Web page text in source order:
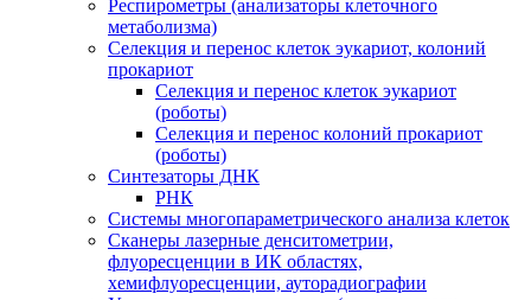
Респирометры (анализаторы клеточного
метаболизма)
Селекция и перенос клеток эукариот, колоний
прокариот
Селекция и перенос клеток эукариот
(роботы)
Селекция и перенос колоний прокариот
(роботы)
Синтезаторы ДНК
РНК
Системы многопараметрического анализа клеток
Сканеры лазерные денситометрии,
флуоресценции в ИК областях,
хемифлуоресценции, ауторадиографии